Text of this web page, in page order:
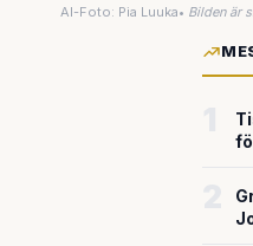
AI-Foto: Pia Luuka• Bilden är